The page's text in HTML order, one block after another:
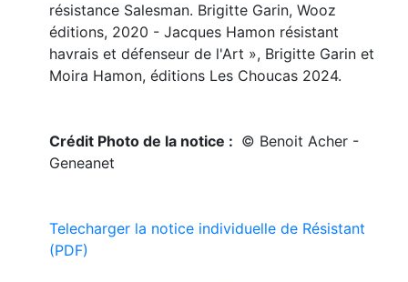
résistance Salesman. Brigitte Garin, Wooz
éditions, 2020 - Jacques Hamon résistant
havrais et défenseur de l'Art », Brigitte Garin et
Moira Hamon, éditions Les Choucas 2024.
Crédit Photo de la notice : © Benoit Acher -
Geneanet
Telecharger la notice individuelle de Résistant
(PDF)